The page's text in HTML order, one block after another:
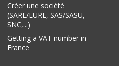
Créer une société
(SARL/EURL, SAS/SASU,
SNC,...)
Getting a VAT number in
France